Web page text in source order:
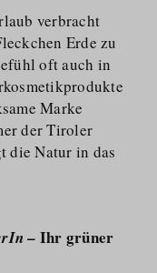
verbracht
Erde zu
oft auch in
Marke
der Tiroler
die Natur in das
– Ihr grüner